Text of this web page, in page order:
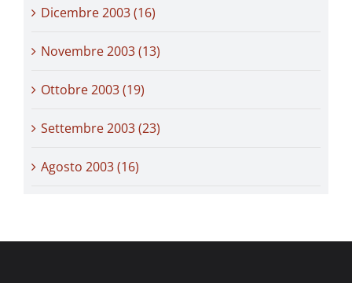
Dicembre 2003 (16)
Novembre 2003 (13)
Ottobre 2003 (19)
Settembre 2003 (23)
Agosto 2003 (16)